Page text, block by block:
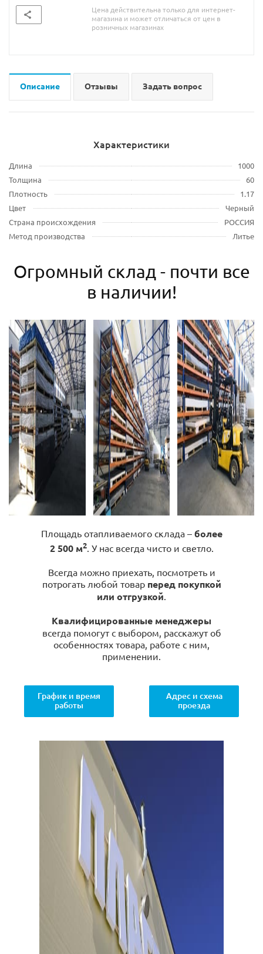
Цена действительна только для интернет-
магазина и может отличаться от цен в
розничных магазинах
Описание Отзывы Задать вопрос
Характеристики
Длина
1000
Толщина
60
Плотность
1.17
Цвет
Черный
Страна происхождения
РОССИЯ
Метод производства
Литье
Огромный склад - почти все
в наличии!
Площадь отапливаемого склада – более
2 500 м2. У нас всегда чисто и светло.
Всегда можно приехать, посмотреть и
потрогать любой товар перед покупкой
или отгрузкой.
Квалифицированные менеджеры
всегда помогут с выбором, расскажут об
особенностях товара, работе с ним,
применении.
График и время
работы
Адрес и схема
проезда